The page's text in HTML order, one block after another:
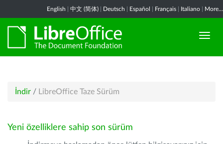
English 中文 (简体) Deutsch Español Français Italiano More...
İndir / LibreOffice Taze Sürüm
Yeni özelliklere sahip son sürüm